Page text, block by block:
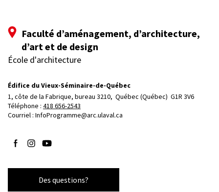
Faculté d’aménagement, d’architecture,
d’art et de design
École d'architecture
Édifice du Vieux-Séminaire-de-Québec
1, côte de la Fabrique, bureau 3210, Québec (Québec)  G1R 3V6
Téléphone : 418 656-2543
Courriel : InfoProgramme@arc.ulaval.ca
Suivez-nous sur Facebook
Suivez-nous sur Instagram
Suivez-nous sur YouTube
Des questions?